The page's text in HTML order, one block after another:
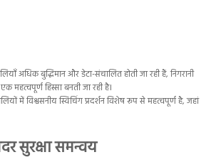
अधिक बुद्धिमान और डेटा-संचालित होती जा रही हैं, निगरानी
महत्वपूर्ण हिस्सा बनती जा रही है।
में विश्वसनीय स्विचिंग प्रदर्शन विशेष रूप से महत्वपूर्ण है, जहां
सुरक्षा समन्वय